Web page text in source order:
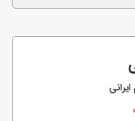
ایرانی